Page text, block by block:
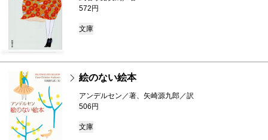
572円
文庫
絵のない絵本
アンデルセン／著、矢崎源九郎／訳
506円
文庫